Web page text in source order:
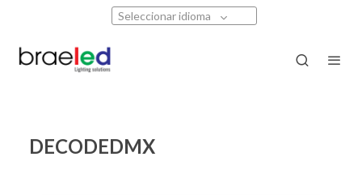
Seleccionar idioma
DECODEDMX